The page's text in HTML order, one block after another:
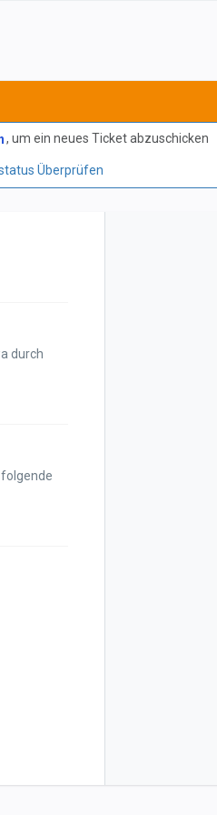
, um ein neues Ticket abzuschicken
Überprüfen
durch